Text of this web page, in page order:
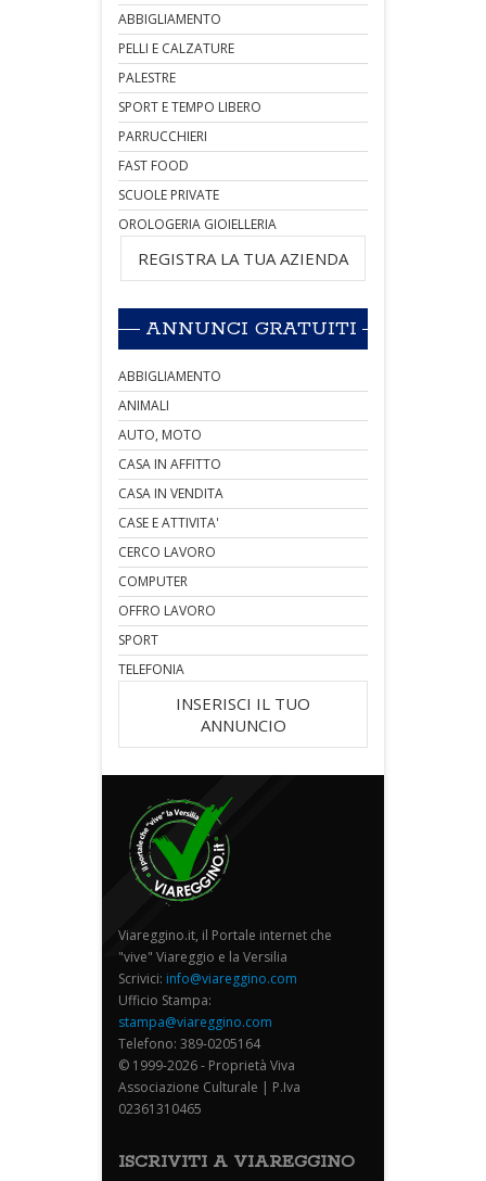
ABBIGLIAMENTO
PELLI E CALZATURE
PALESTRE
SPORT E TEMPO LIBERO
PARRUCCHIERI
FAST FOOD
SCUOLE PRIVATE
OROLOGERIA GIOIELLERIA
REGISTRA LA TUA AZIENDA
ANNUNCI GRATUITI
ABBIGLIAMENTO
ANIMALI
AUTO, MOTO
CASA IN AFFITTO
CASA IN VENDITA
CASE E ATTIVITA'
CERCO LAVORO
COMPUTER
OFFRO LAVORO
SPORT
TELEFONIA
INSERISCI IL TUO
ANNUNCIO
Viareggino.it, il Portale internet che
"vive" Viareggio e la Versilia
Scrivici: info@viareggino.com
Ufficio Stampa:
stampa@viareggino.com
Telefono: 389-0205164
© 1999-2026 - Proprietà Viva
Associazione Culturale | P.Iva
02361310465
ISCRIVITI A VIAREGGINO